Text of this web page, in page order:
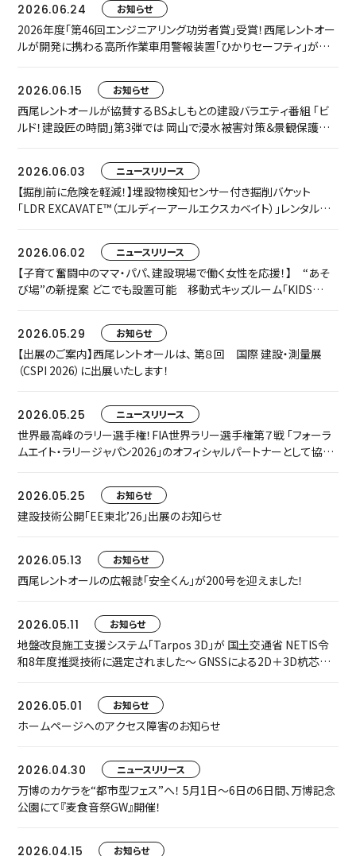
2026.06.24 お知らせ
2026年度「第46回エンジニアリング功労者賞」受賞！西尾レントオー
ルが開発に携わる高所作業車用警報装置「ひかりセーフティ」が中
2026.06.15
お知らせ
西尾レントオールが協賛するBSよしもとの建設バラエティ番組 「ビ
ルド！建設匠の時間」第3弾では 岡山で浸水被害対策＆景観保護共
2026.06.03
ニュースリリース
【掘削前に危険を軽減！】埋設物検知センサー付き掘削バケット
「LDR EXCAVATE™（エルディーアールエクスカベイト）」レンタルを
2026.06.02
ニュースリリース
【子育て奮闘中のママ・パパ、建設現場で働く女性を応援！】 “あそ
び場”の新提案 どこでも設置可能 移動式キッズルーム「KIDS
2026.05.29
お知らせ
【出展のご案内】西尾レントオールは、 第８回 国際 建設・測量展
（CSPI 2026）に出展いたします！
2026.05.25 ニュースリリース
世界最高峰のラリー選手権！FIA世界ラリー選手権第７戦 「フォーラ
ムエイト・ラリージャパン2026」のオフィシャルパートナーとして協賛
2026.05.25
お知らせ
建設技術公開「EE東北’26」出展のお知らせ
2026.05.13 お知らせ
西尾レントオールの広報誌「安全くん」が200号を迎えました！
2026.05.11 お知らせ
地盤改良施工支援システム「Tarpos 3D」が 国土交通省 NETIS令
和8年度推奨技術に選定されました～ GNSSによる2D＋3D杭芯誘
2026.05.01
お知らせ
ホームページへのアクセス障害のお知らせ
2026.04.30 ニュースリリース
万博のカケラを“都市型フェス”へ！ 5月1日〜6日の6日間、万博記念
公園にて『麦食音祭GW』開催！
2026.04.15 お知らせ